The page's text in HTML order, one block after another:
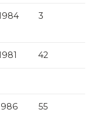
3
42
55